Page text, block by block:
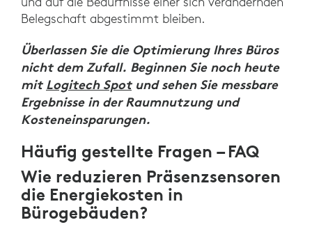
Belegschaft abgestimmt bleiben.
Überlassen Sie die Optimierung Ihres Büros
nicht dem Zufall. Beginnen Sie noch heute
mit Logitech Spotund sehen Sie messbare
Ergebnisse in der Raumnutzung und
Kosteneinsparungen.
Häufig gestellte Fragen – FAQ
Wie reduzieren Präsenzsensoren
die Energiekosten in
Bürogebäuden?